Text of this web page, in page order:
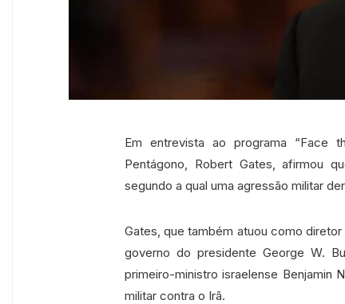
Em entrevista ao programa “Face
Pentágono, Robert Gates, afirmou
segundo a qual uma agressão militar
Gates, que também atuou como
governo do presidente George W.
primeiro-ministro israelense Benjamin
militar contra o Irã.